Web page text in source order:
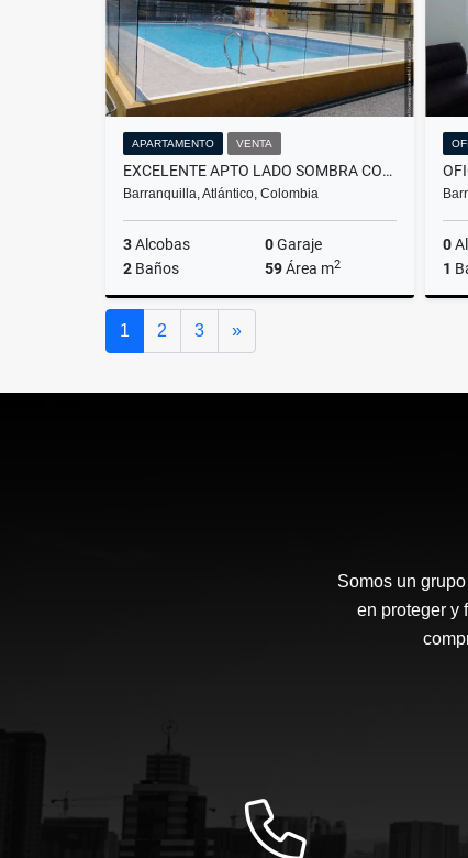
APARTAMENTO VENTA
EXCELENTE APTO LADO SOMBRA CON BUENOS ACABADOS CARIBE VERDE
Barranquilla, Atlántico, Colombia
3Alcobas 0Garaje
2 Baños 59Área m2
0
1
1 2 3 »Siguiente
Somos un
en proteger y